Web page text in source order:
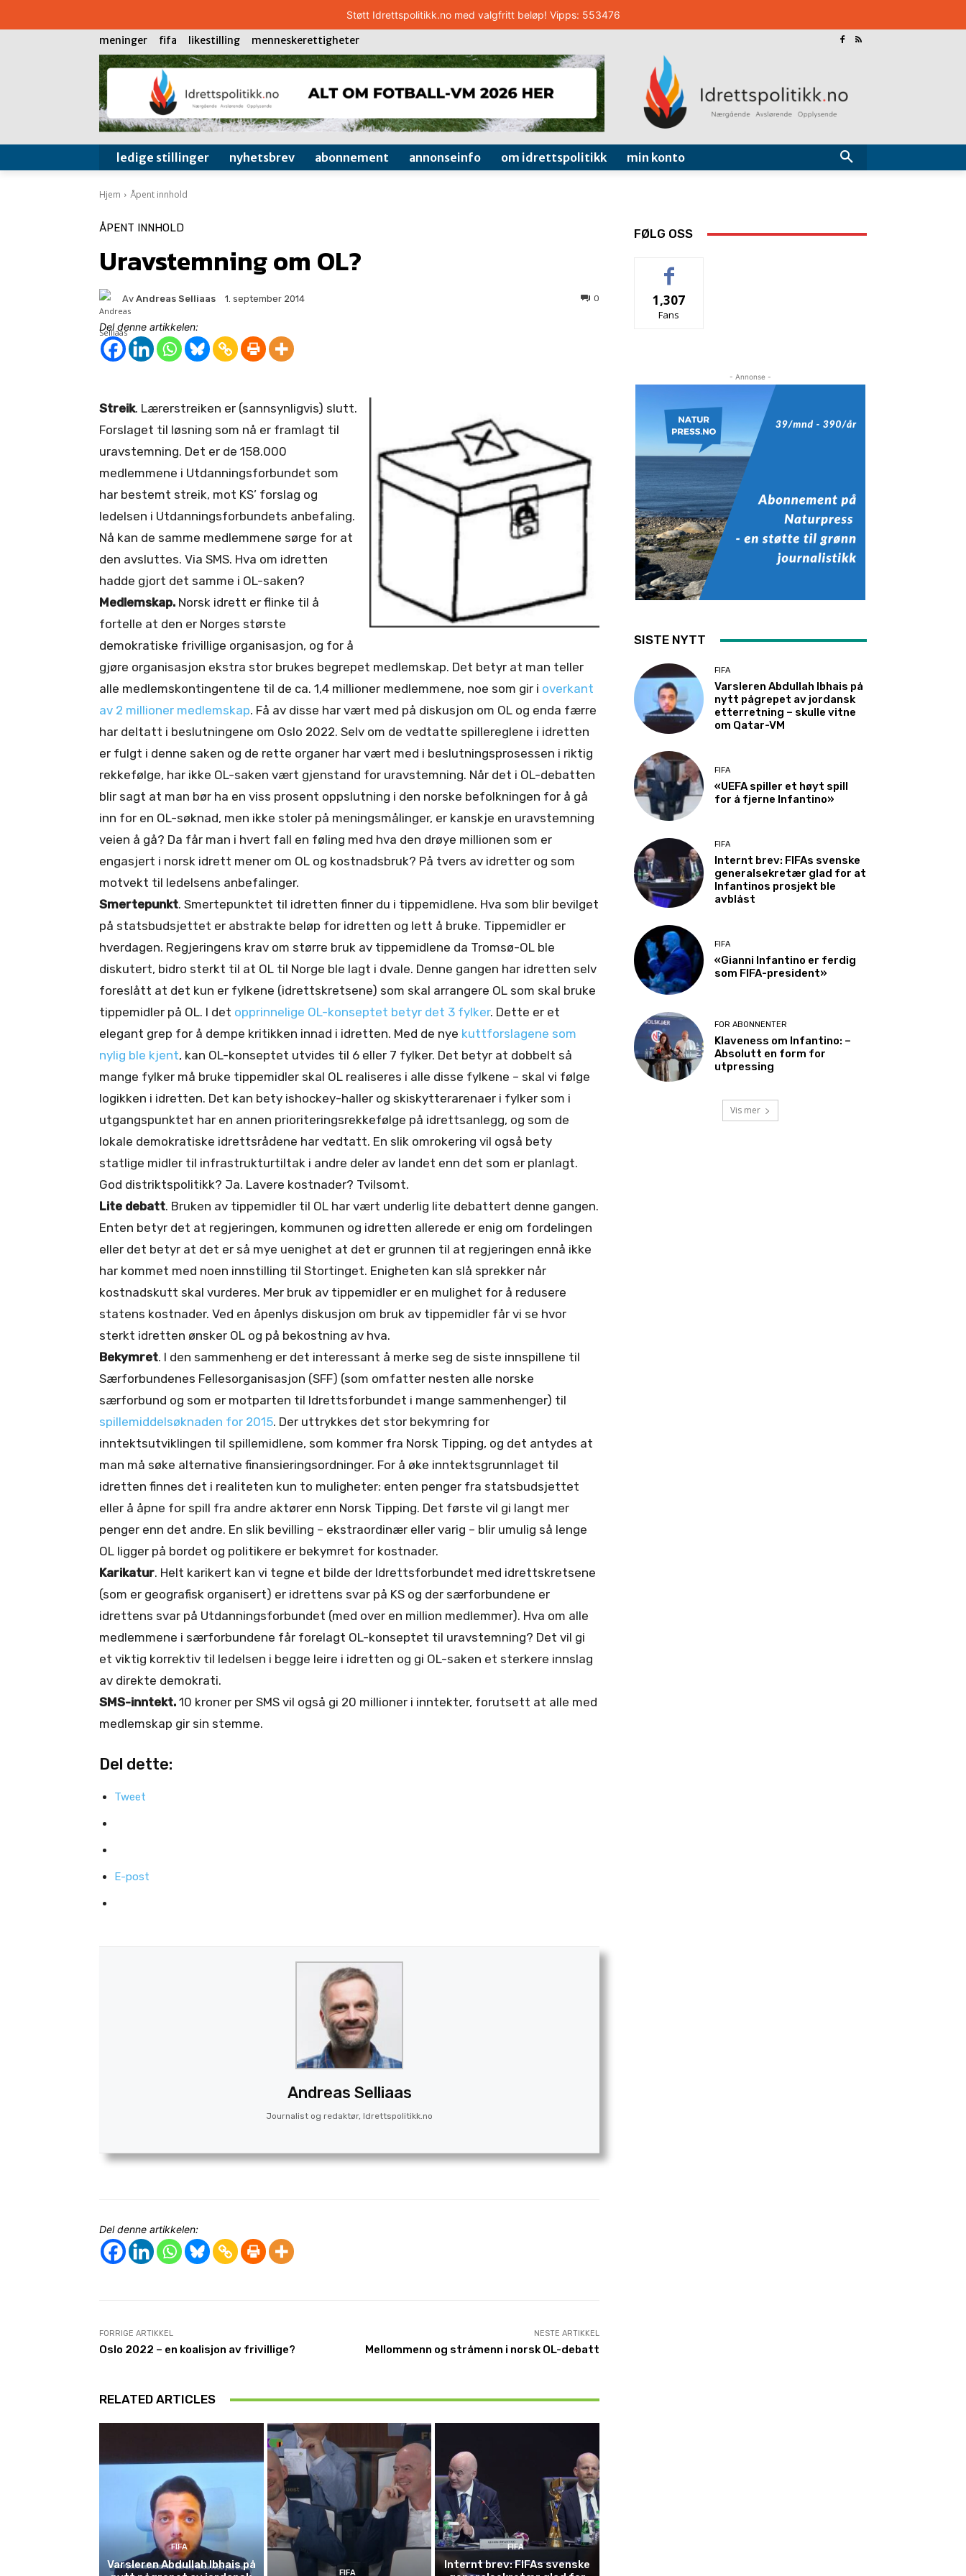
Støtt Idrettspolitikk.no med valgfritt beløp! Vipps: 553476
meninger fifa likestilling menneskerettigheter
ledige stillinger nyhetsbrev abonnement annonseinfo om idrettspolitikk min konto
Hjem Åpent innhold
ÅPENT INNHOLD
Uravstemning om OL?
Av Andreas Selliaas 1. september 2014 0
Del denne artikkelen:
Streik. Lærerstreiken er (sannsynligvis) slutt.
Forslaget til løsning som nå er framlagt til
uravstemning. Det er de 158.000
medlemmene i Utdanningsforbundet som
har bestemt streik, mot KS’ forslag og
ledelsen i Utdanningsforbundets anbefaling.
Nå kan de samme medlemmene sørge for at
den avsluttes. Via SMS. Hva om idretten
hadde gjort det samme i OL-saken?
Medlemskap. Norsk idrett er flinke til å
fortelle at den er Norges største
demokratiske frivillige organisasjon, og for å
gjøre organisasjon ekstra stor brukes begrepet medlemskap. Det betyr at man teller
alle medlemskontingentene til de ca. 1,4 millioner medlemmene, noe som gir i overkant
av 2 millioner medlemskap. Få av disse har vært med på diskusjon om OL og enda færre
har deltatt i beslutningene om Oslo 2022. Selv om de vedtatte spillereglene i idretten
er fulgt i denne saken og de rette organer har vært med i beslutningsprosessen i riktig
rekkefølge, har ikke OL-saken vært gjenstand for uravstemning. Når det i OL-debatten
blir sagt at man bør ha en viss prosent oppslutning i den norske befolkningen for å gå
inn for en OL-søknad, men ikke stoler på meningsmålinger, er kanskje en uravstemning
veien å gå? Da får man i hvert fall en føling med hva den drøye millionen som er
engasjert i norsk idrett mener om OL og kostnadsbruk? På tvers av idretter og som
motvekt til ledelsens anbefalinger.
Smertepunkt. Smertepunktet til idretten finner du i tippemidlene. Hva som blir bevilget
på statsbudsjettet er abstrakte beløp for idretten og lett å bruke. Tippemidler er
hverdagen. Regjeringens krav om større bruk av tippemidlene da Tromsø-OL ble
diskutert, bidro sterkt til at OL til Norge ble lagt i dvale. Denne gangen har idretten selv
foreslått at det kun er fylkene (idrettskretsene) som skal arrangere OL som skal bruke
tippemidler på OL. I det opprinnelige OL-konseptet betyr det 3 fylker. Dette er et
elegant grep for å dempe kritikken innad i idretten. Med de nye kuttforslagene som
nylig ble kjent, kan OL-konseptet utvides til 6 eller 7 fylker. Det betyr at dobbelt så
mange fylker må bruke tippemidler skal OL realiseres i alle disse fylkene – skal vi følge
logikken i idretten. Det kan bety ishockey-haller og skiskytterarenaer i fylker som i
utgangspunktet har en annen prioriteringsrekkefølge på idrettsanlegg, og som de
lokale demokratiske idrettsrådene har vedtatt. En slik omrokering vil også bety
statlige midler til infrastrukturtiltak i andre deler av landet enn det som er planlagt.
God distriktspolitikk? Ja. Lavere kostnader? Tvilsomt.
Lite debatt. Bruken av tippemidler til OL har vært underlig lite debattert denne gangen.
Enten betyr det at regjeringen, kommunen og idretten allerede er enig om fordelingen
eller det betyr at det er så mye uenighet at det er grunnen til at regjeringen ennå ikke
har kommet med noen innstilling til Stortinget. Enigheten kan slå sprekker når
kostnadskutt skal vurderes. Mer bruk av tippemidler er en mulighet for å redusere
statens kostnader. Ved en åpenlys diskusjon om bruk av tippemidler får vi se hvor
sterkt idretten ønsker OL og på bekostning av hva.
Bekymret. I den sammenheng er det interessant å merke seg de siste innspillene til
Særforbundenes Fellesorganisasjon (SFF) (som omfatter nesten alle norske
særforbund og som er motparten til Idrettsforbundet i mange sammenhenger) til
spillemiddelsøknaden for 2015. Der uttrykkes det stor bekymring for
inntektsutviklingen til spillemidlene, som kommer fra Norsk Tipping, og det antydes at
man må søke alternative finansieringsordninger. For å øke inntektsgrunnlaget til
idretten finnes det i realiteten kun to muligheter: enten penger fra statsbudsjettet
eller å åpne for spill fra andre aktører enn Norsk Tipping. Det første vil gi langt mer
penger enn det andre. En slik bevilling – ekstraordinær eller varig – blir umulig så lenge
OL ligger på bordet og politikere er bekymret for kostnader.
Karikatur. Helt karikert kan vi tegne et bilde der Idrettsforbundet med idrettskretsene
(som er geografisk organisert) er idrettens svar på KS og der særforbundene er
idrettens svar på Utdanningsforbundet (med over en million medlemmer). Hva om alle
medlemmene i særforbundene får forelagt OL-konseptet til uravstemning? Det vil gi
et viktig korrektiv til ledelsen i begge leire i idretten og gi OL-saken et sterkere innslag
av direkte demokrati.
SMS-inntekt. 10 kroner per SMS vil også gi 20 millioner i inntekter, forutsett at alle med
medlemskap gir sin stemme.
Del dette:
Tweet
E-post
Andreas Selliaas
Journalist og redaktør, Idrettspolitikk.no
Del denne artikkelen:
FORRIGE ARTIKKEL
Oslo 2022 – en koalisjon av frivillige?
NESTE ARTIKKEL
Mellommenn og stråmenn i norsk OL-debatt
RELATED ARTICLES
FIFA
Varsleren Abdullah Ibhais på
FIFA
FIFA
Internt brev: FIFAs svenske
FØLG OSS
1,307
Fans
- Annonse -
SISTE NYTT
FIFA
Varsleren Abdullah Ibhais på
nytt pågrepet av jordansk
etterretning – skulle vitne
om Qatar-VM
FIFA
«UEFA spiller et høyt spill
for å fjerne Infantino»
FIFA
Internt brev: FIFAs svenske
generalsekretær glad for at
Infantinos prosjekt ble
avblåst
FIFA
«Gianni Infantino er ferdig
som FIFA-president»
FOR ABONNENTER
Klaveness om Infantino: –
Absolutt en form for
utpressing
Vis mer